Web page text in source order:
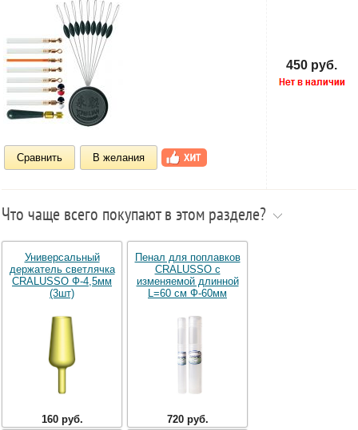
Сравнить В желания
450 руб.
Что чаще всего покупают в этом разделе?
Универсальный
держатель светлячка
CRALUSSO Ф-4,5мм
(3шт)
160 руб.
Пенал для поплавков
CRALUSSO с
изменяемой длинной
L=60 см Ф-60мм
720 руб.